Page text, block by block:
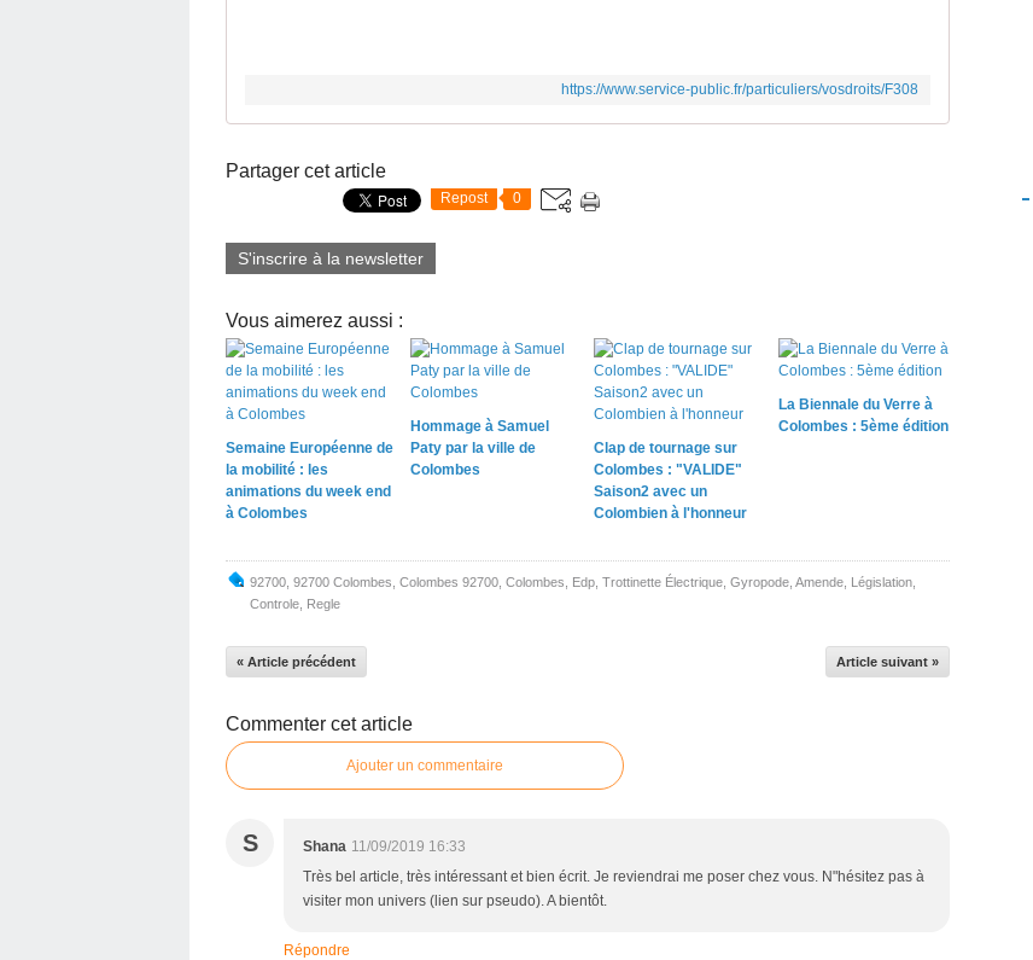
https://www.service-public.fr/particuliers/vosdroits/F308
Partager cet article
Repost 0
S'inscrire à la newsletter
Vous aimerez aussi :
Semaine Européenne de
la mobilité : les
animations du week end
à Colombes
Hommage à Samuel
Paty par la ville de
Colombes
Clap de tournage sur
Colombes : "VALIDE"
Saison2 avec un
Colombien à l'honneur
La Biennale du Verre à
Colombes : 5ème édition
92700 92700 Colombes Colombes 92700 Colombes Edp Trottinette Électrique Gyropode Amende Législation
Controle Regle
« Article précédent Article suivant »
Commenter cet article
Ajouter un commentaire
S Shana 11/09/2019 16:33
Très bel article, très intéressant et bien écrit. Je reviendrai me poser chez vous. N"hésitez pas à
visiter mon univers (lien sur pseudo). A bientôt.
Répondre